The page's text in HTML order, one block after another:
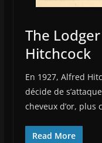
The
Hitchcock
En 1927, Alfred
décide de
cheveux d’or, plus
Read More